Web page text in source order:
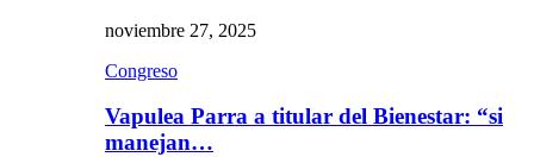
noviembre 27, 2025
Congreso
Vapulea Parra a titular del Bienestar: “si
manejan…